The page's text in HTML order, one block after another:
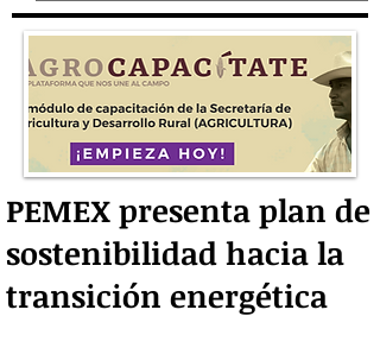
PEMEX presenta plan de
sostenibilidad hacia la
transición energética